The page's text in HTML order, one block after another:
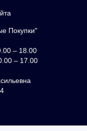
Покупки"
– 18.00
– 17.00